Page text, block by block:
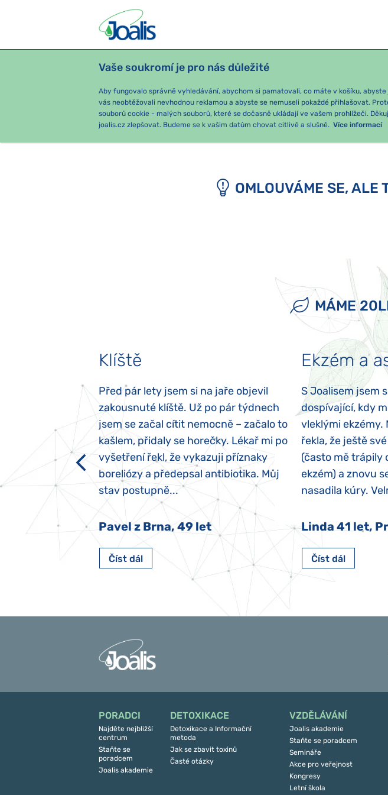
Vaše soukromí je pro nás důležité
Aby fungovalo správně vyhledávání, abychom si pamatovali, co máte v košíku,
vás neobtěžovali nevhodnou reklamou a abyste se nemuseli pokaždé přihlašovat.
souborů cookie - malých souborů, které se dočasně ukládají ve vašem prohlížeči.
joalis.cz zlepšovat. Budeme se k vašim datům chovat citlivě a slušně. Více informací
PRODUKTY PODLE OBTÍŽÍ SEZÓNNÍ BALÍČKY
OMLOUVÁME SE, ALE
MÁME
třech letech
autismus.
dětí“ vrozený.
Jičín
Klíště
Před pár lety jsem si na jaře objevil
zakousnuté klíště. Už po pár týdnech
jsem se začal cítit nemocně – začalo to
kašlem, přidaly se horečky. Lékař mi po
vyšetření řekl, že vykazuji příznaky
boreliózy a předepsal antibiotika. Můj
stav postupně...
Pavel z Brna, 49 let
Číst dál
Ekzém a
S Joalisem jsem
dospívající, kdy
vleklými ekzémy.
řekla, že ještě
(často mě trápily
ekzém) a znovu
nasadila kúry.
Linda 41 let,
Číst dál
PORADCI
Najděte nejbližší
centrum
Staňte se
poradcem
Joalis akademie
DETOXIKACE
Detoxikace a Informační
metoda
Jak se zbavit toxinů
Časté otázky
VZDĚLÁVÁNÍ
Joalis akademie
Staňte se poradcem
Semináře
Akce pro veřejnost
Kongresy
Letní škola